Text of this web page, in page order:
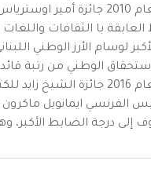
حاز في العام 2010
با الثقافات
لوسام الأرز الوطني اللبناني
الوطني من رتبة قائد
الثقافية"
إلى درجة الضابط الأكبر،